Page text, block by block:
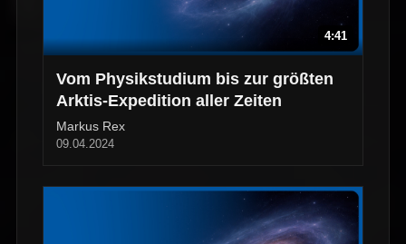
4:41
Vom Physikstudium bis zur größten
Arktis-Expedition aller Zeiten
Markus Rex
09.04.2024